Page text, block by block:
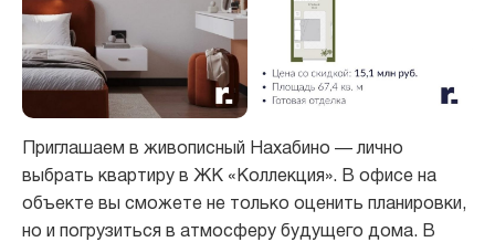
Приглашаем в живописный Нахабино — лично
выбрать квартиру в ЖК «Коллекция». В офисе на
объекте вы сможете не только оценить планировки,
но и погрузиться в атмосферу будущего дома. В